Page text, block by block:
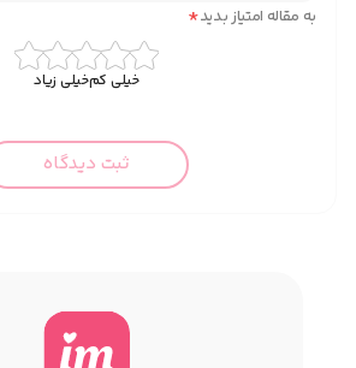
به مقاله امتیاز بدید*
خیلی کمخیلی زیاد
ثبت دیدگاه